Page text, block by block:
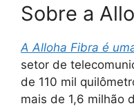
Sobre a
A Alloha Fibra é
setor de
de 110 mil
mais de 1,6 milhão